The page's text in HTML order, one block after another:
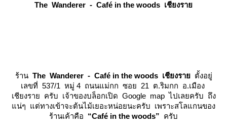
The Wanderer - Café in the woods เชียงรา
ร้าน The Wanderer - Café in the woods เชียงราตั้งอยู่
เลขที่ 537/1 หมู่ 4 ถนนแม่กก ซอย 21 ต.ริมกก อ.เมือง
เชียงราย ครับ เจ้าของบล็อกเปิด Google map ไปเลยครับ ถึง
น่ๆ แต่ทางเข้าจะต้นไม้เยอะหน่อยนะครับ เพราะสโลแกนของ
ร้านเค้าคือ “Café in the woods” ครับ